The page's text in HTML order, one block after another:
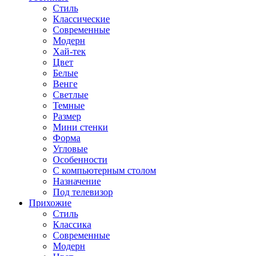
Стиль
Классические
Современные
Модерн
Хай-тек
Цвет
Белые
Венге
Светлые
Темные
Размер
Мини стенки
Форма
Угловые
Особенности
С компьютерным столом
Назначение
Под телевизор
Прихожие
Стиль
Классика
Современные
Модерн